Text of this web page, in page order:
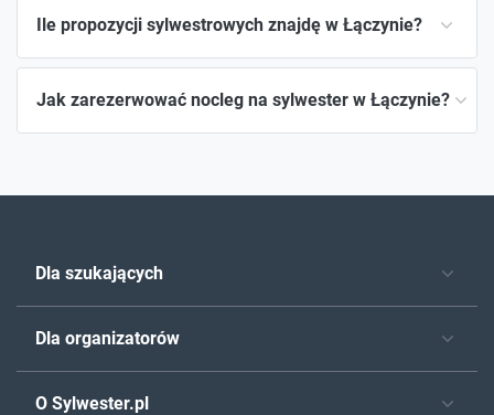
Ile propozycji sylwestrowych znajdę w Łączynie?
Jak zarezerwować nocleg na sylwester w Łączynie?
Dla szukających
Dla organizatorów
O Sylwester.pl